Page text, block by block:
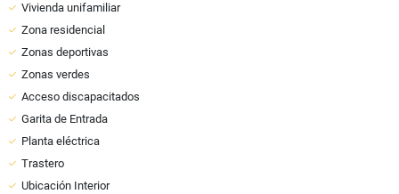
Vivienda unifamiliar
Zona residencial
Zonas deportivas
Zonas verdes
Acceso discapacitados
Garita de Entrada
Planta eléctrica
Trastero
Ubicación Interior